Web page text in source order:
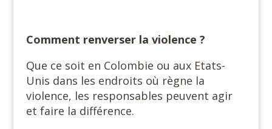
Comment renverser la violence ?
Que ce soit en Colombie ou aux Etats-
Unis dans les endroits où règne la
violence, les responsables peuvent agir
et faire la différence.